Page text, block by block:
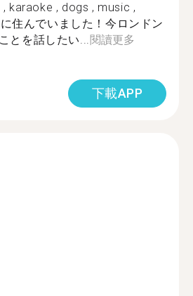
karaoke , dogs , music ,
住んでいました！今ロンドン
とを話したい...閱讀更多
下載APP